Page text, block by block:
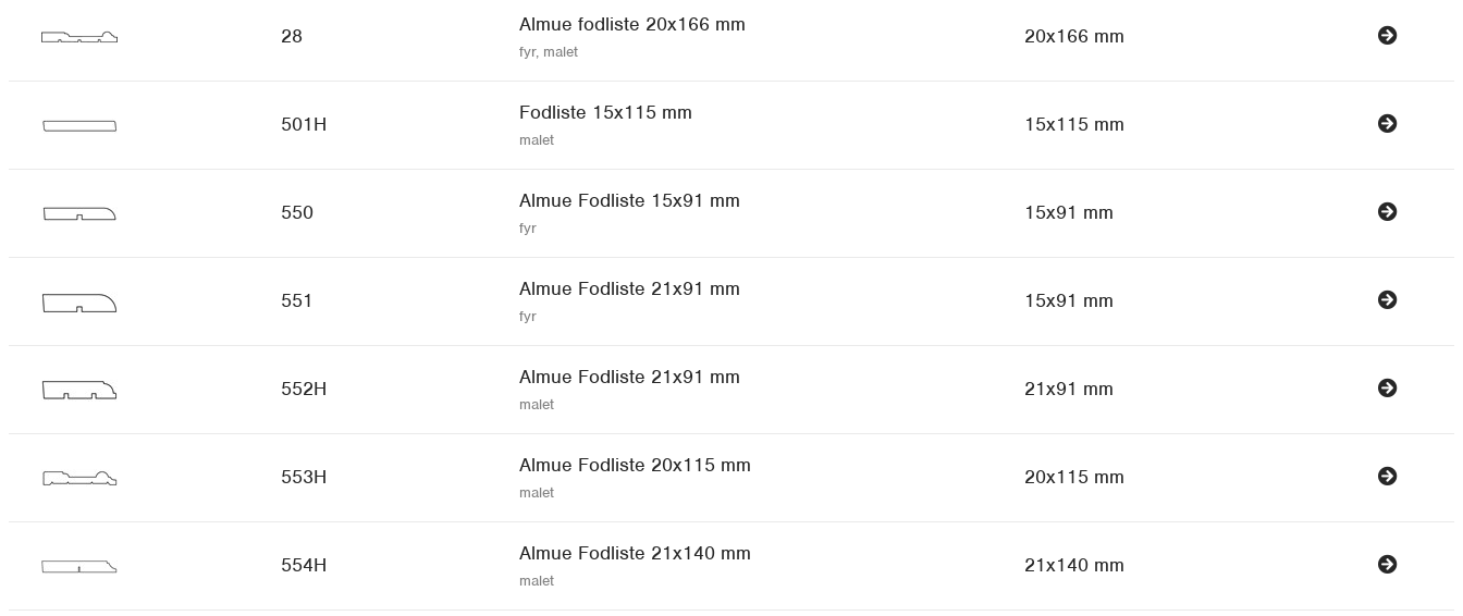
28 Almue fodliste 20x166 mm
fyr, malet
20x166 mm
501H Fodliste 15x115 mm
malet
15x115 mm
550 Almue Fodliste 15x91 mm
fyr
15x91 mm
551 Almue Fodliste 21x91 mm
fyr
15x91 mm
552H Almue Fodliste 21x91 mm
malet
21x91 mm
553H Almue Fodliste 20x115 mm
malet
20x115 mm
554H Almue Fodliste 21x140 mm
malet
21x140 mm